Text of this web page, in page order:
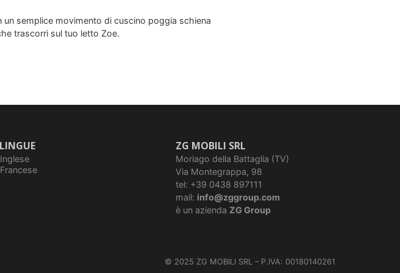
semplice movimento di cuscino poggia schiena
trascorri sul tuo letto Zoe.
LINGUE
Inglese
Francese
ZG MOBILI SRL
Moriago della Battaglia (TV)
Via Montegrappa, 98
tel: +39 0438 897111
mail: info@zggroup.com
è un azienda ZG Group
© 2025 ZG MOBILI SRL – P.IVA: 00180140261